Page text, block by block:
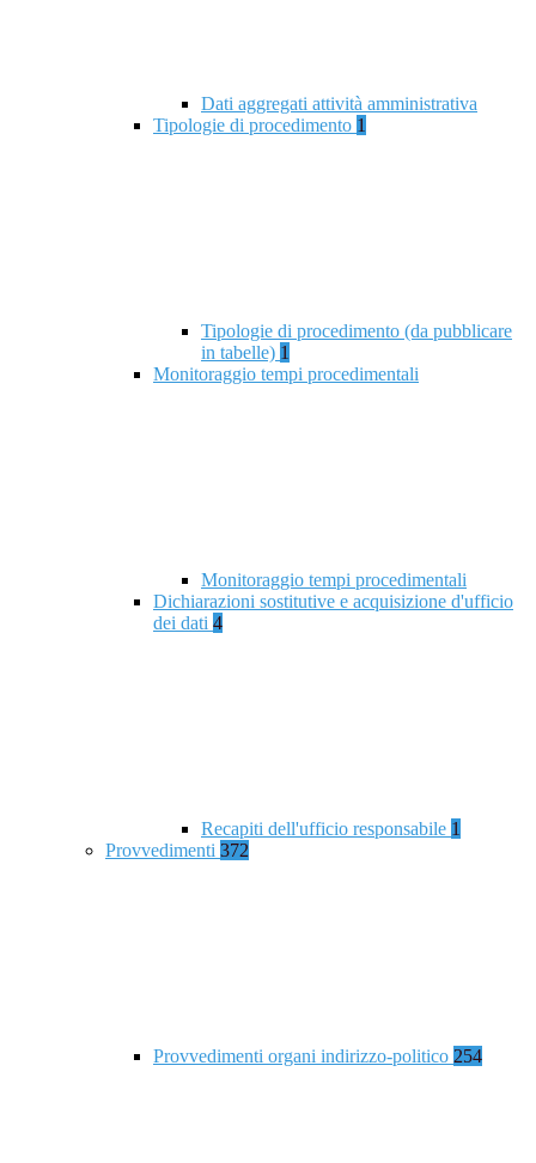
Dati aggregati attività amministrativa
Tipologie di procedimento 1
Tipologie di procedimento (da pubblicare
in tabelle) 1
Monitoraggio tempi procedimentali
Monitoraggio tempi procedimentali
Dichiarazioni sostitutive e acquisizione d'ufficio
dei dati 4
Recapiti dell'ufficio responsabile 1
Provvedimenti 372
Provvedimenti organi indirizzo-politico 254